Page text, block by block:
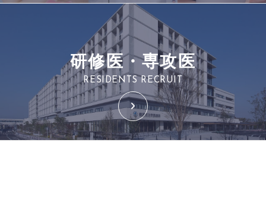
研修医・専攻医
RESIDENTS RECRUIT